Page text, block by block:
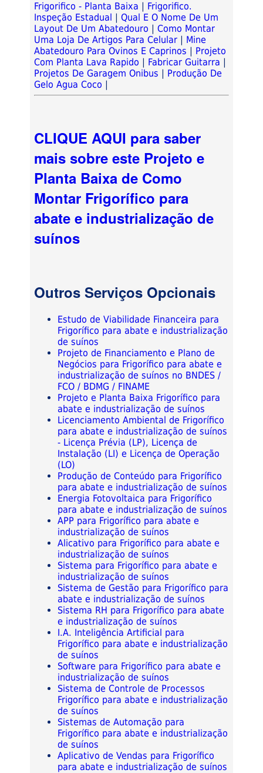
Frigorifico - Planta Baixa
Frigorifico.
Inspeção Estadual
|Qual E O Nome De Um
Layout De Um Abatedouro |Como Montar
Uma Loja De Artigos Para Celular
Mine
Abatedouro Para Ovinos E Caprinos
Projeto
Com Planta Lava Rapido
Fabricar Guitarra
Projetos De Garagem Onibus
Produção De
Gelo Agua Coco
CLIQUE AQUI para saber
mais sobre este Projeto e
Planta Baixa de Como
Montar Frigorífico para
abate e industrialização de
suínos
Outros Serviços Opcionais
Estudo de Viabilidade Financeira para
Frigorífico para abate e industrialização
de suínos
Projeto de Financiamento e Plano de
Negócios para Frigorífico para abate e
industrialização de suínos no BNDES /
FCO / BDMG / FINAME
Projeto e Planta Baixa Frigorífico para
abate e industrialização de suínos
Licenciamento Ambiental de Frigorífico
para abate e industrialização de suínos
- Licença Prévia (LP), Licença de
Instalação (LI) e Licença de Operação
(LO)
Produção de Conteúdo para Frigorífico
para abate e industrialização de suínos
Energia Fotovoltaica para Frigorífico
para abate e industrialização de suínos
APP para Frigorífico para abate e
industrialização de suínos
Alicativo para Frigorífico para abate e
industrialização de suínos
Sistema para Frigorífico para abate e
industrialização de suínos
Sistema de Gestão para Frigorífico para
abate e industrialização de suínos
Sistema RH para Frigorífico para abate
e industrialização de suínos
I.A. Inteligência Artificial para
Frigorífico para abate e industrialização
de suínos
Software para Frigorífico para abate e
industrialização de suínos
Sistema de Controle de Processos
Frigorífico para abate e industrialização
de suínos
Sistemas de Automação para
Frigorífico para abate e industrialização
de suínos
Aplicativo de Vendas para Frigorífico
para abate e industrialização de suínos